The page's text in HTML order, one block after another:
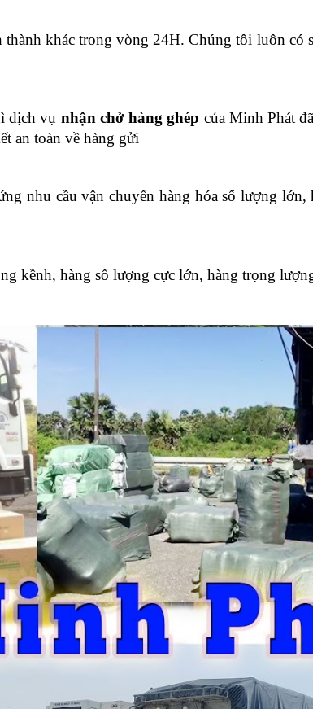
khác trong vòng 24H. Chúng tôi luôn có
dịch vụ nhận chở hàng ghép của Minh Phát
an toàn về hàng gửi
nhu cầu vận chuyển hàng hóa số lượng lớn,
kềnh, hàng số lượng cực lớn, hàng trọng